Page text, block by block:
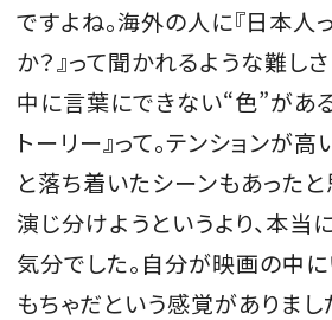
ですよね。海外の人に『日本人
か？』って聞かれるような難し
中に言葉にできない“色”がある
トーリー』って。テンションが高
と落ち着いたシーンもあったと
演じ分けようというより、本当
気分でした。自分が映画の中に
もちゃだという感覚がありまし